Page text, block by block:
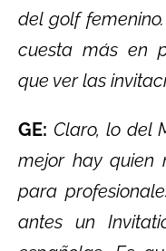
del golf
cuesta más en
que ver las
GE: Claro, lo del
mejor hay quien
para
antes un